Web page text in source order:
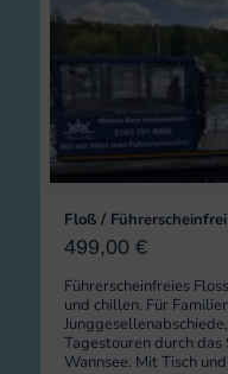
Floß /
499,00 €
Führerscheinfreies
und chillen. Für
Tagestouren durch
Wannsee. Mit Tisch